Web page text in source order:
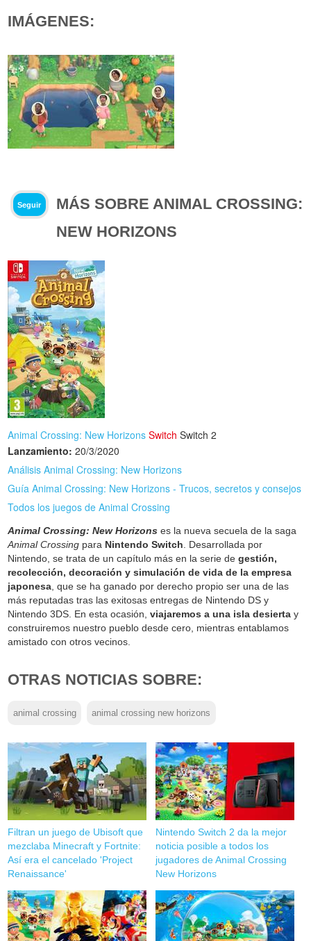
IMÁGENES:
Seguir
MÁS SOBRE ANIMAL CROSSING:
NEW HORIZONS
Animal Crossing: New Horizons Switch Switch 2
Lanzamiento: 20/3/2020
Análisis Animal Crossing: New Horizons
Guía Animal Crossing: New Horizons - Trucos, secretos y consejos
Todos los juegos de Animal Crossing
Animal Crossing: New Horizons es la nueva secuela de la saga
Animal Crossing para Nintendo Switch . Desarrollada por
Nintendo, se trata de un capítulo más en la serie degestión,
recolección, decoración y simulación de vida de la empresa
japonesa , que se ha ganado por derecho propio ser una de las
más reputadas tras las exitosas entregas de Nintendo DS y
Nintendo 3DS. En esta ocasión,viajaremos a una isla desierta y
construiremos nuestro pueblo desde cero, mientras entablamos
amistado con otros vecinos.
OTRAS NOTICIAS SOBRE:
animal crossing animal crossing new horizons
Filtran un juego de Ubisoft que
mezclaba Minecraft y Fortnite:
Así era el cancelado 'Project
Renaissance'
Nintendo Switch 2 da la mejor
noticia posible a todos los
jugadores de Animal Crossing
New Horizons